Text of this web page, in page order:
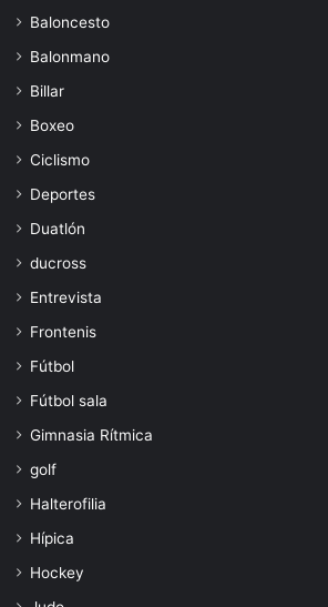
Baloncesto
Balonmano
Billar
Boxeo
Ciclismo
Deportes
Duatlón
ducross
Entrevista
Frontenis
Fútbol
Fútbol sala
Gimnasia Rítmica
golf
Halterofilia
Hípica
Hockey